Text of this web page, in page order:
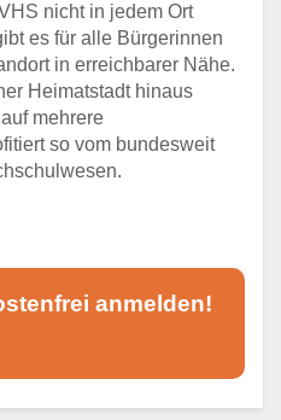
nicht in jedem Ort
es für alle Bürgerinnen
in erreichbarer Nähe.
Heimatstadt hinaus
mehrere
so vom bundesweit
anmelden!